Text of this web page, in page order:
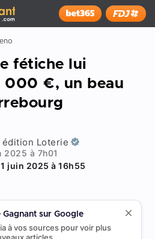
Installer
fétiche lui
€, un beau
édition Loterie
2025 à 7h01
juin 2025 à 16h55
Gagnant sur Google
à vos sources pour voir plus